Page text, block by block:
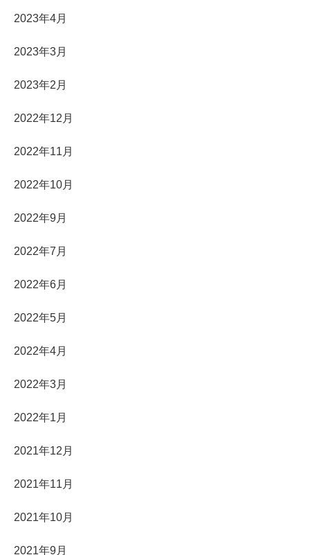
2023年4月
2023年3月
2023年2月
2022年12月
2022年11月
2022年10月
2022年9月
2022年7月
2022年6月
2022年5月
2022年4月
2022年3月
2022年1月
2021年12月
2021年11月
2021年10月
2021年9月